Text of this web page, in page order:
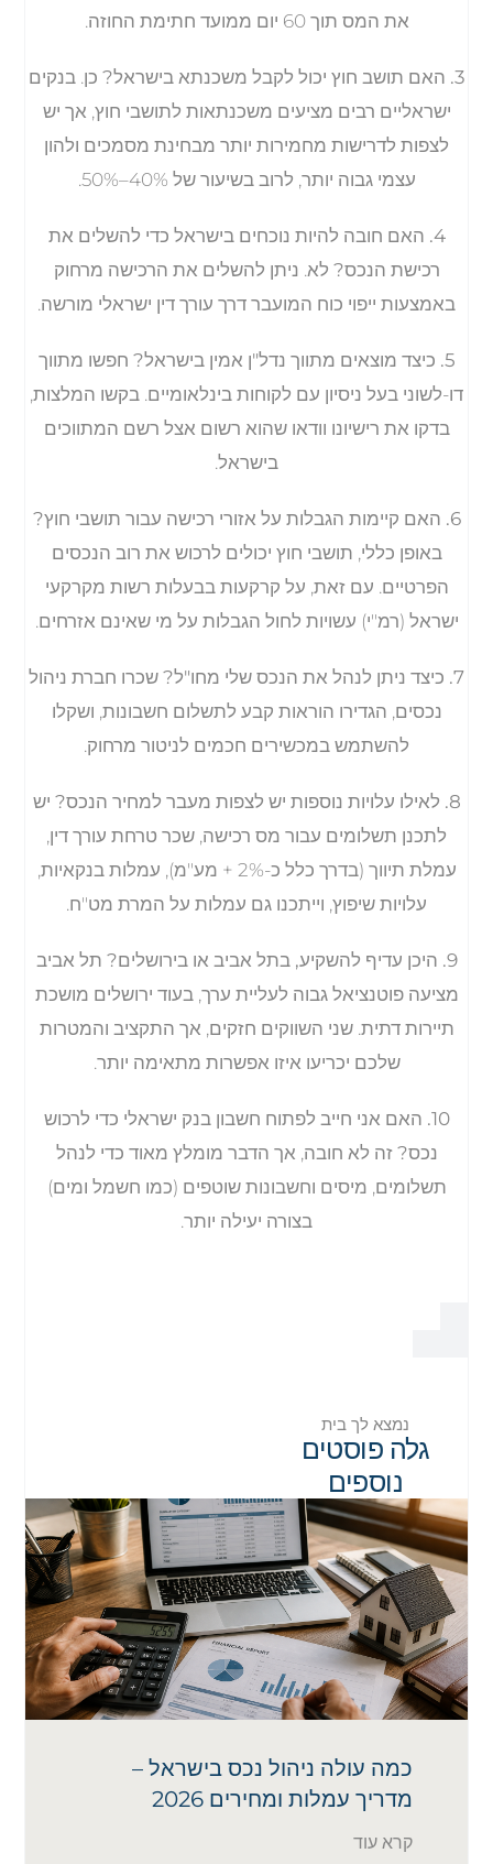
את המס תוך 60 יום ממועד חתימת החוזה.
3. האם תושב חוץ יכול לקבל משכנתא בישראל?
כן. בנקים
ישראליים רבים מציעים משכנתאות לתושבי חוץ, אך יש
לצפות לדרישות מחמירות יותר מבחינת מסמכים ולהון
עצמי גבוה יותר, לרוב בשיעור של 40%–50%.
4. האם חובה להיות נוכחים בישראל כדי להשלים את
רכישת הנכס?לא. ניתן להשלים את הרכישה מרחוק
באמצעות ייפוי כוח המועבר דרך עורך דין ישראלי מורשה.
5. כיצד מוצאים מתווך נדל"ן אמין בישראל?
חפשו מתווך
דו-לשוני בעל ניסיון עם לקוחות בינלאומיים. בקשו המלצות,
בדקו את רישיונו וודאו שהוא רשום אצל רשם המתווכים
בישראל.
6. האם קיימות הגבלות על אזורי רכישה עבור תושבי חוץ?
באופן כללי, תושבי חוץ יכולים לרכוש את רוב הנכסים
הפרטיים. עם זאת, על קרקעות בבעלות רשות מקרקעי
ישראל (רמ"י) עשויות לחול הגבלות על מי שאינם אזרחים.
7. כיצד ניתן לנהל את הנכס שלי מחו"ל?
שכרו חברת ניהול
נכסים, הגדירו הוראות קבע לתשלום חשבונות, ושקלו
להשתמש במכשירים חכמים לניטור מרחוק.
8. לאילו עלויות נוספות יש לצפות מעבר למחיר הנכס?
יש
לתכנן תשלומים עבור מס רכישה, שכר טרחת עורך דין,
עמלת תיווך (בדרך כלל כ-2% + מע"מ), עמלות בנקאיות,
עלויות שיפוץ, וייתכנו גם עמלות על המרת מט"ח.
9. היכן עדיף להשקיע, בתל אביב או בירושלים?
תל אביב
מציעה פוטנציאל גבוה לעליית ערך, בעוד ירושלים מושכת
תיירות דתית. שני השווקים חזקים, אך התקציב והמטרות
שלכם יכריעו איזו אפשרות מתאימה יותר.
10. האם אני חייב לפתוח חשבון בנק ישראלי כדי לרכוש
נכס?זה לא חובה, אך הדבר מומלץ מאוד כדי לנהל
תשלומים, מיסים וחשבונות שוטפים (כמו חשמל ומים)
בצורה יעילה יותר.
נמצא לך בית
גלה פוסטים
נוספים
כמה עולה ניהול נכס בישראל –
מדריך עמלות ומחירים 2026
קרא עוד